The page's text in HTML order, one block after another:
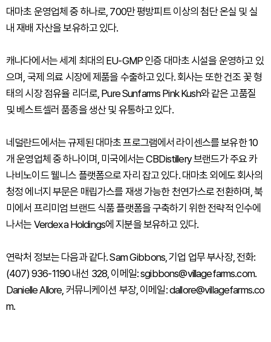
대마초 운영업체 중 하나로, 700만 평방피트 이상의 첨단 온실 및 실
내 재배 자산을 보유하고 있다.
캐나다에서는 세계 최대의 EU-GMP 인증 대마초 시설을 운영하고 있
으며, 국제 의료 시장에 제품을 수출하고 있다. 회사는 또한 건조 꽃 형
태의 시장 점유율 리더로, Pure Sunfarms Pink Kush와 같은 고품질
및 베스트셀러 품종을 생산 및 유통하고 있다.
네덜란드에서는 규제된 대마초 프로그램에서 라이센스를 보유한 10
개 운영업체 중 하나이며, 미국에서는 CBDistillery 브랜드가 주요 카
나비노이드 웰니스 플랫폼으로 자리 잡고 있다. 대마초 외에도 회사의
청정 에너지 부문은 매립가스를 재생 가능한 천연가스로 전환하며, 북
미에서 프리미엄 브랜드 식품 플랫폼을 구축하기 위한 전략적 인수에
나서는 Verdexa Holdings에 지분을 보유하고 있다.
연락처 정보는 다음과 같다. Sam Gibbons, 기업 업무 부사장, 전화:
(407) 936-1190 내선 328, 이메일: sgibbons@villagefarms.com.
Danielle Allore, 커뮤니케이션 부장, 이메일: dallore@villagefarms.co
m.